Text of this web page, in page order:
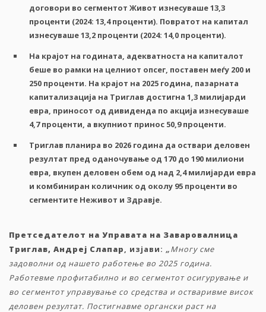
договори во сегментот Живот изнесуваше13,3
проценти (2024: 13,4проценти). Повратот на капитал
изнесуваше13,2 проценти (2024: 14,0 проценти).
На крајот на годината, адекватноста на капиталот
беше во рамки на целниот опсег, поставен меѓу 200 и
250 проценти. На крајот на 2025 година, пазарната
капитализација на Триглав достигна 1,3 милијарди
евра, приносот од дивиденда по акција изнесуваше
4,7 проценти, а вкупниот принос 50,9 проценти.
Триглав планира во 2026 година да оствари деловен
резултат пред оданочување од 170 до 190 милиони
евра, вкупен деловен обем од над 2,4милијарди евра
и комбиниран количник од околу 95 проценти во
сегментите Неживот и Здравје.
Претседателот на Управата на Заваровалница
Триглав, Андреј Слапар, изјави: „Многу сме
задоволни од нашето работење во 2025 година.
Работевме профитабилно и во сегментот осигурување и
во сегментот управување со средства и остваривме висок
деловен резултат. Постигнавме органски раст на